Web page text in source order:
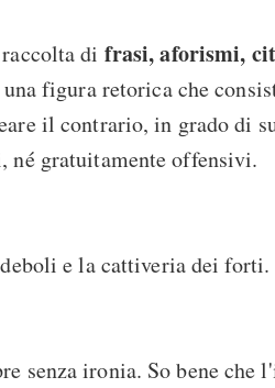
di frasi, aforismi,
figura retorica che
il contrario, in grado di
né gratuitamente offensivi.
e la cattiveria dei
senza ironia. So bene che